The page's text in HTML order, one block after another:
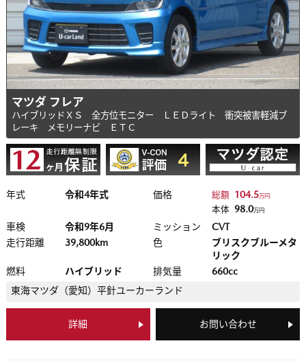
マツダ フレア
ハイブリッドＸＳ 全方位モニター ＬＥＤライト 衝突被害軽減ブ
レーキ メモリーナビ ＥＴＣ
年式 令和4年式 価格 総額 104.5万円
本体 98.0万円
車検 令和9年6月 ミッション
CVT
走行距離
39,800km 色
ブリスクブルーメタ
リック
燃料
ハイブリッド 排気量
660cc
東海マツダ（愛知） 平針ユーカーランド
詳細 お問い合わせ